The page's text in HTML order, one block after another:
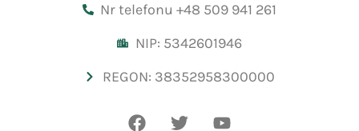
Nr telefonu +48 509 941 261
NIP: 5342601946
REGON: 38352958300000